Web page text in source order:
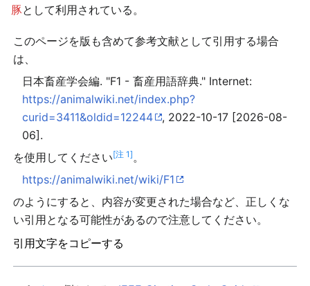
豚として利用されている。
このページを版も含めて参考文献として引用する場合
は、
日本畜産学会編. "F1 - 畜産用語辞典." Internet:
https://animalwiki.net/index.php?
curid=3411&oldid=12244
, 2022-10-17 [2026-08-
06].
を使用してください[注 1]。
https://animalwiki.net/wiki/F1
のようにすると、内容が変更された場合など、正しくな
い引用となる可能性があるので注意してください。
引用文字をコピーする